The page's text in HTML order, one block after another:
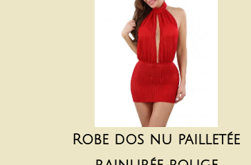
Robe dos nu pailletée